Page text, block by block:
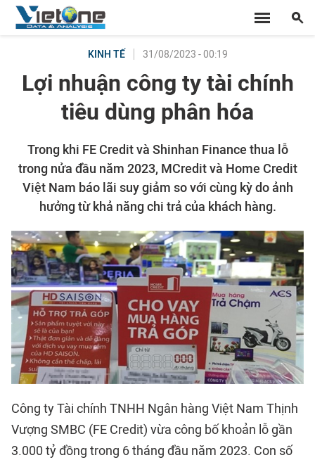
KINH TẾ 31/08/2023 - 00:19
Lợi nhuận công ty tài chính
tiêu dùng phân hóa
Trong khi FE Credit và Shinhan Finance thua lỗ
trong nửa đầu năm 2023, MCredit và Home Credit
Việt Nam báo lãi suy giảm so với cùng kỳ do ảnh
hưởng từ khả năng chi trả của khách hàng.
Công ty Tài chính TNHH Ngân hàng Việt Nam Thịnh
Vượng SMBC (FE Credit) vừa công bố khoản lỗ gần
3.000 tỷ đồng trong 6 tháng đầu năm 2023. Con số